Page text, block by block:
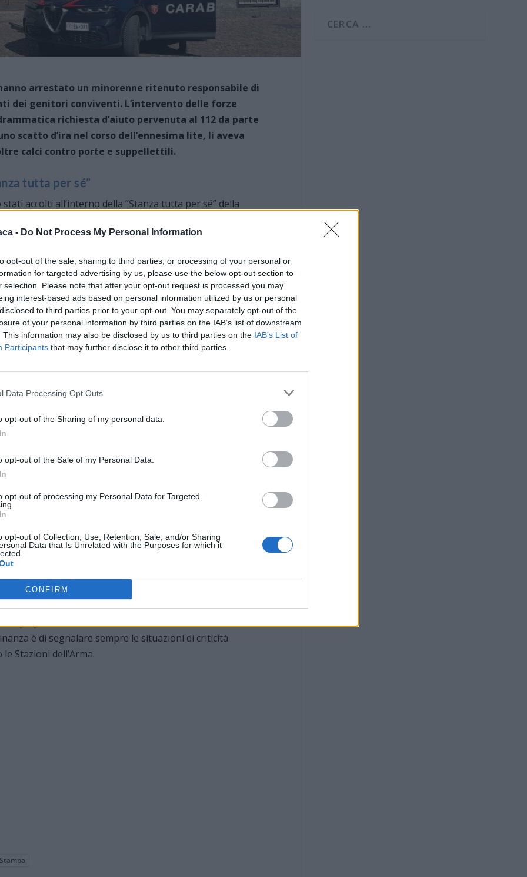
- Do Not Process My Personal Information
opt-out of the sale, sharing to third parties, or processing of your personal or
for targeted advertising by us, please use the below opt-out section to
selection. Please note that after your opt-out request is processed you may
interest-based ads based on personal information utilized by us or personal
to third parties prior to your opt-out. You may separately opt-out of the
of your personal information by third parties on the IAB’s list of downstream
This information may also be disclosed by us to third parties on the IAB’s List of
Participants that may further disclose it to other third parties.
Data Processing Opt Outs
opt-out of the Sharing of my personal data.
opt-out of the Sale of my Personal Data.
opt-out of processing my Personal Data for Targeted
opt-out of Collection, Use, Retention, Sale, and/or Sharing
Data that Is Unrelated with the Purposes for which it
CONFIRM
arrestato un minorenne ritenuto responsabile di
genitori conviventi. L’intervento delle forze
richiesta d’aiuto pervenuta al 112 da parte
scatto d’ira nel corso dell’ennesima lite, li aveva
calci contro porte e suppellettili.
tutta per sé”
accolti all’interno della “Stanza tutta per sé” della
hanno trovato la forza di raccontare di essere da
da parte del figlio, consistenti in:
che ha coordinato le attività, il minore è stato
di Prima Accoglienza di Torino. Essendo il
per il giovane vige attualmente la presunzione di
come formalmente ribadito in sede di nulla osta alla
della Repubblica presso il Tribunale per i Minorenni.
cittadinanza
procedure previste dal “Codice rosso”, si è rivelato
hanno cercato di instaurare con le vittime. I
della scelta di denunciare, passaggio
uscire dall’ombra ed essere preso in carico dalle
i Carabinieri della Compagnia di Tortona rinnovano il
promossa sul territorio: «CHIEDI AIUTO: POSSIAMO
è di segnalare sempre le situazioni di criticità
Stazioni dell’Arma.
Stampa